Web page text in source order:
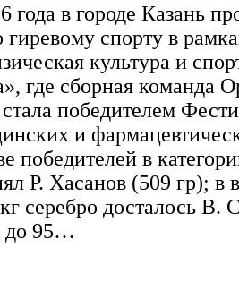
года в городе Казань
гиревому спорту в
культура и
где сборная
победителем
и
победителей в
Р. Хасанов (509 гр); в
серебро досталось В.
до 95…